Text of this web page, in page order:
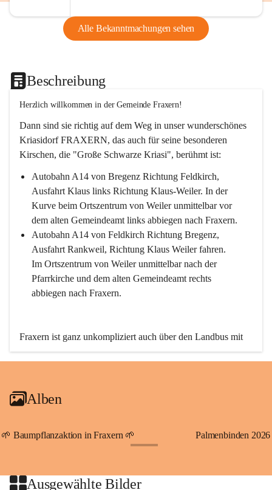
Alle Bekanntmachungen sehen
Beschreibung
Herzlich willkommen in der Gemeinde Fraxern!
Dann sind sie richtig auf dem Weg in unser wunderschönes
Kriasidorf FRAXERN, das auch für seine besonderen
Kirschen, die "Große Schwarze Kriasi", berühmt ist:
Autobahn A14 von Bregenz Richtung Feldkirch,
Ausfahrt Klaus links Richtung Klaus-Weiler. In der
Kurve beim Ortszentrum von Weiler unmittelbar vor
dem alten Gemeindeamt links abbiegen nach Fraxern.
Autobahn A14 von Feldkirch Richtung Bregenz,
Ausfahrt Rankweil, Richtung Klaus Weiler fahren.
Im Ortszentrum von Weiler unmittelbar nach der
Pfarrkirche und dem alten Gemeindeamt rechts
abbiegen nach Fraxern.
Fraxern ist ganz unkompliziert auch über den Landbus mit
den öffentlichen Verkehrsmitteln zu erreichen. Die Linie
An Samstagen, Sonn- und Feiertagen können Sie bequem
persönlichen Linienbus zur gewünschten Zeit zu Ihrer
Haltestelle bestellen. Sowohl von Weiler kommend nach
beide Fahrten Weiler-Fraxern-Weiler.
Alben
🌱 Baumpflanzaktion in Fraxern 🌱 Palmenbinden 2026
Ausgewählte Bilder